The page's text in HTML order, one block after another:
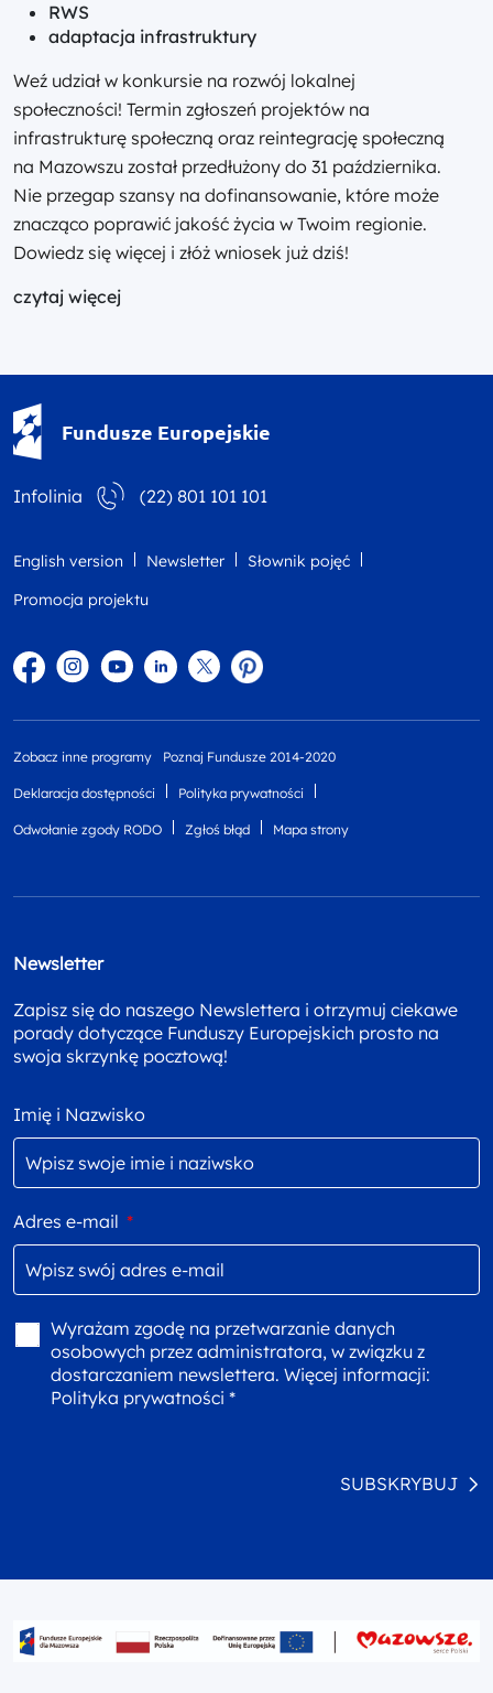
RWS
adaptacja infrastruktury
Weź udział w konkursie na rozwój lokalnej
społeczności! Termin zgłoszeń projektów na
infrastrukturę społeczną oraz reintegrację społeczną
na Mazowszu został przedłużony do 31 października.
Nie przegap szansy na dofinansowanie, które może
znacząco poprawić jakość życia w Twoim regionie.
Dowiedz się więcej i złóż wniosek już dziś!
czytaj więcej
Fundusze Europejskie
Infolinia (22) 801 101 101
English version Newsletter
Słownik pojęć
Promocja projektu
FacebookInstagram
YouTubeLinkedintwitterPinterest
Zobacz inne programy Poznaj Fundusze 2014-2020
Deklaracja dostępności Polityka prywatności
Odwołanie zgody RODO Zgłoś błąd Mapa strony
Newsletter
Zapisz się do naszego Newslettera i otrzymuj ciekawe
porady dotyczące Funduszy Europejskich prosto na
swoja skrzynkę pocztową!
Imię i Nazwisko
Adres e-mail *
Wyrażam zgodę na przetwarzanie danych
osobowych przez administratora, w związku z
dostarczaniem newslettera. Więcej informacji:
Polityka prywatności *
SUBSKRYBUJ